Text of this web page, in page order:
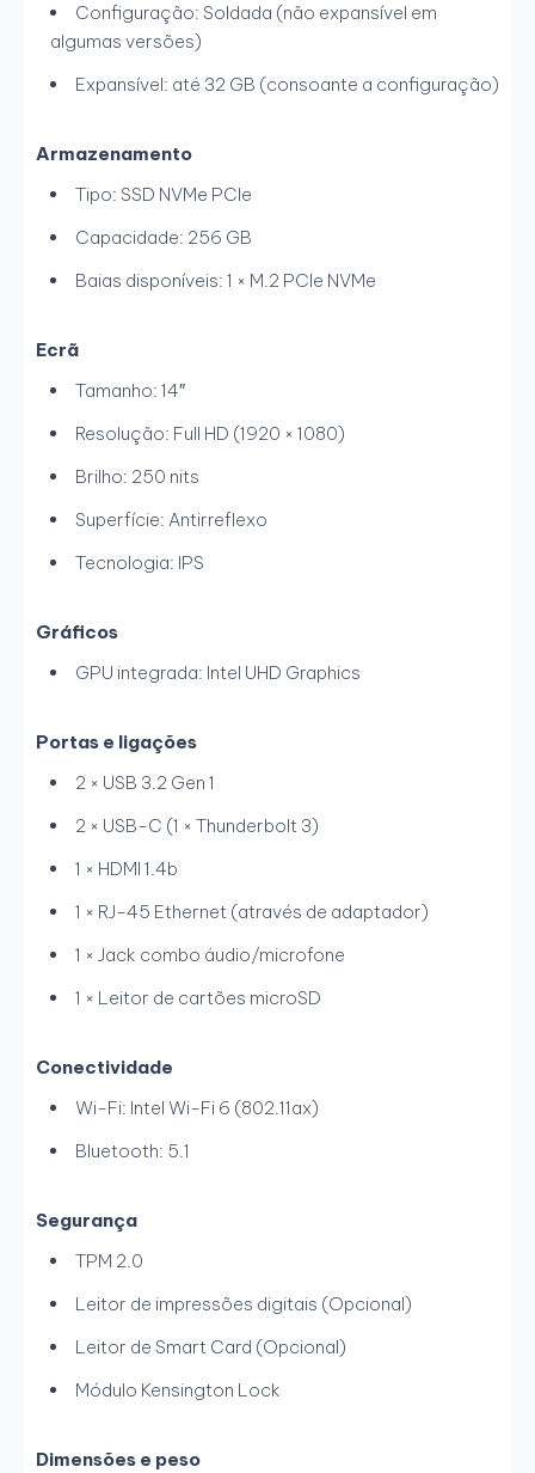
Configuração: Soldada (não expansível em
algumas versões)
Expansível: até 32 GB (consoante a configuração)
Armazenamento
Tipo: SSD NVMe PCIe
Capacidade: 256 GB
Baias disponíveis: 1 × M.2 PCIe NVMe
Ecrã
Tamanho: 14″
Resolução: Full HD (1920 × 1080)
Brilho: 250 nits
Superfície: Antirreflexo
Tecnologia: IPS
Gráficos
GPU integrada: Intel UHD Graphics
Portas e ligações
2 × USB 3.2 Gen 1
2 × USB-C (1 × Thunderbolt 3)
1 × HDMI 1.4b
1 × RJ-45 Ethernet (através de adaptador)
1 × Jack combo áudio/microfone
1 × Leitor de cartões microSD
Conectividade
Wi-Fi: Intel Wi-Fi 6 (802.11ax)
Bluetooth: 5.1
Segurança
TPM 2.0
Leitor de impressões digitais (Opcional)
Leitor de Smart Card (Opcional)
Módulo Kensington Lock
Dimensões e peso